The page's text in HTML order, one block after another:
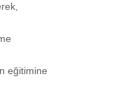
eğitimine